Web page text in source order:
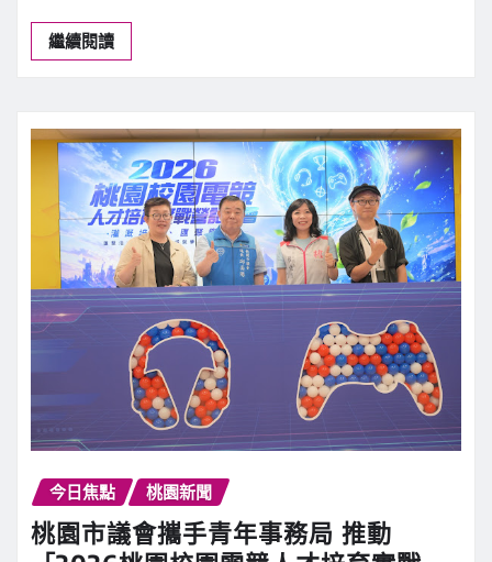
繼續閱讀
今日焦點 桃園新聞
桃園市議會攜手青年事務局 推動